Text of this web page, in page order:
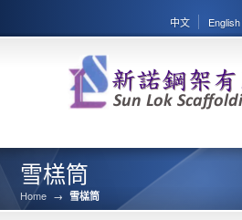
中文 English
雪榚筒
Home → 雪榚筒